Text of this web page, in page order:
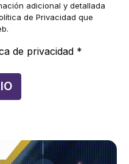
adicional y detallada
de Privacidad que
de privacidad *